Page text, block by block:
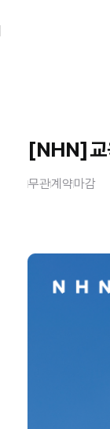
[NHN]
무관계약마감